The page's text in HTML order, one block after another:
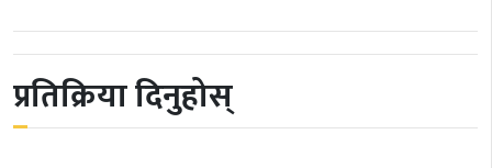
प्रतिक्रिया दिनुहोस्